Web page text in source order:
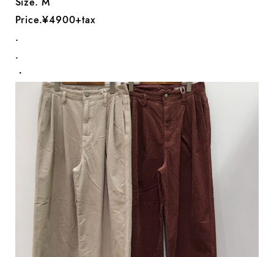
Price.¥4900+tax
.
.
・